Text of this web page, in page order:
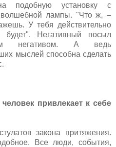
подобную установку с
волшебной лампы. "Что ж, –
У тебя действительно
Негативный посыл
негативом. А ведь
мыслей способна сделать
привлекает к себе
закона притяжения.
Все люди, события,